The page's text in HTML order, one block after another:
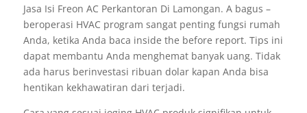
Jasa Isi Freon AC Perkantoran Di Lamongan. A bagus –
beroperasi HVAC program sangat penting fungsi rumah
Anda, ketika Anda baca inside the before report. Tips ini
dapat membantu Anda menghemat banyak uang. Tidak
ada harus berinvestasi ribuan dolar kapan Anda bisa
hentikan kekhawatiran dari terjadi.